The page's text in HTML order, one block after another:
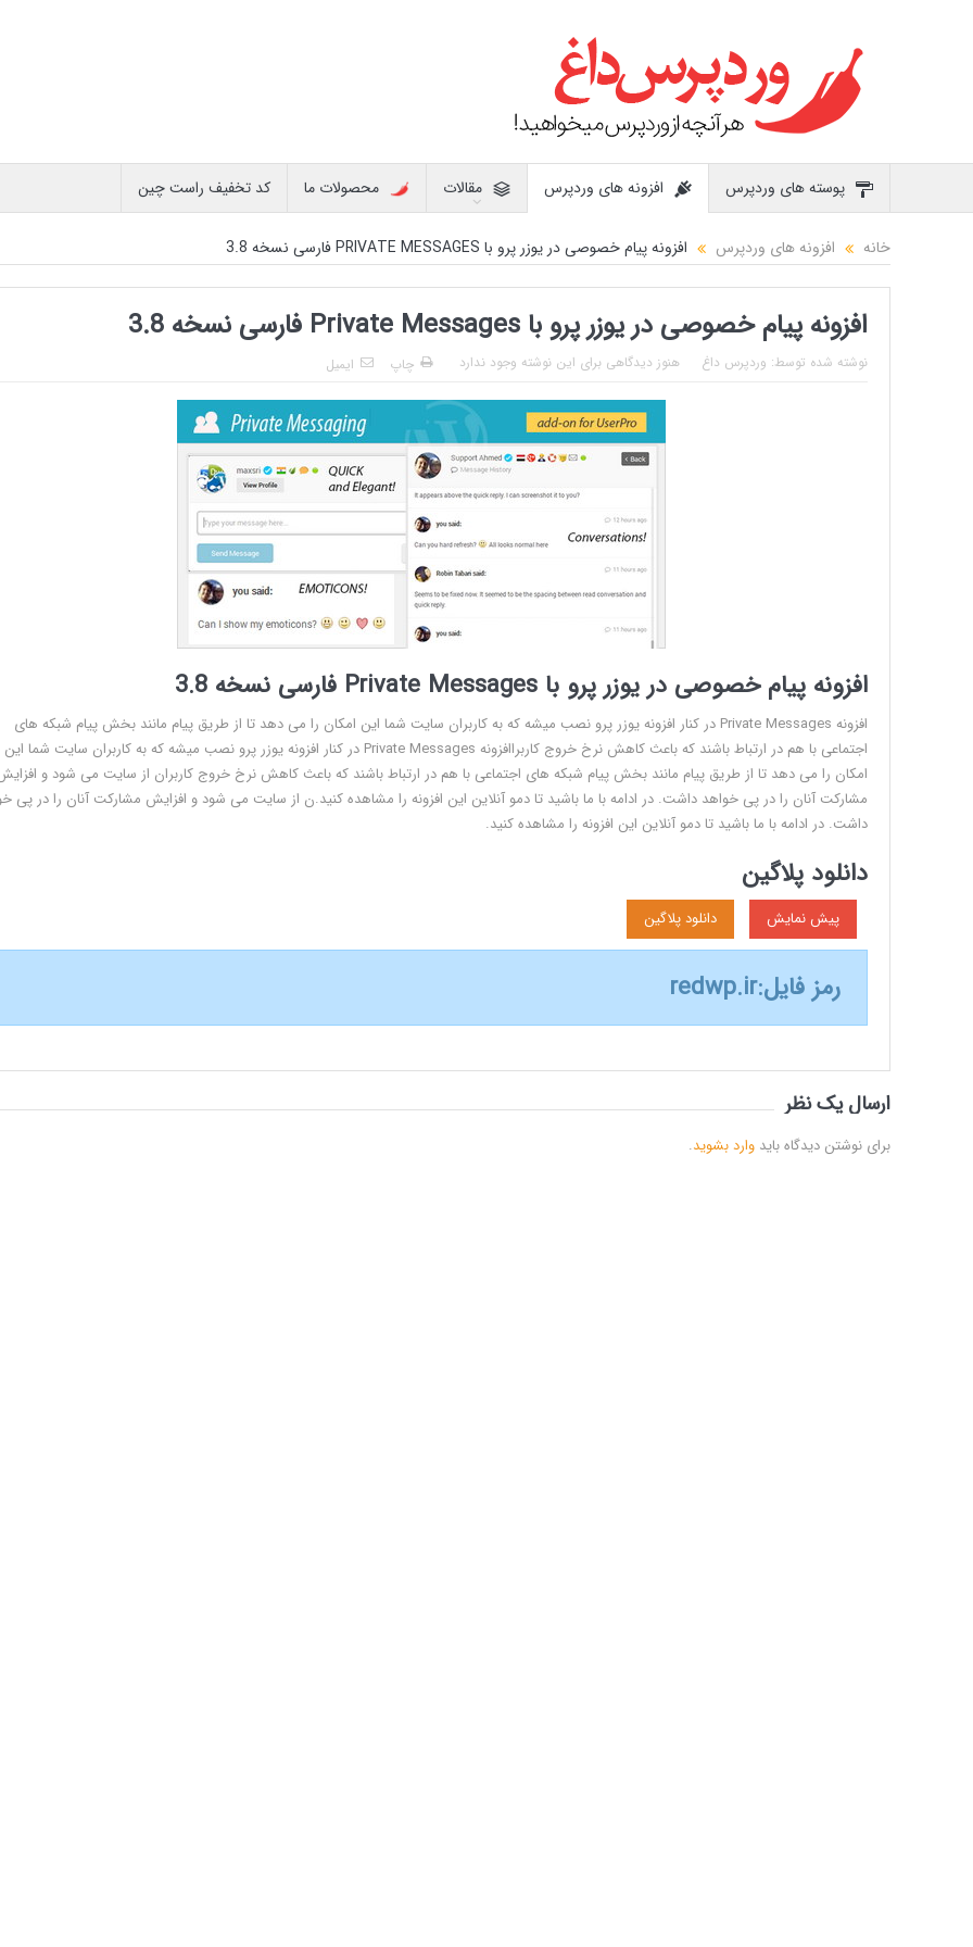
پوسته های وردپرس افزونه های وردپرس مقالات محصولات ما کد تخفیف راست چین
خانه افزونه های وردپرس افزونه پیام خصوصی در یوزر پرو با PRIVATE MESSAGES فارسی نسخه 3.8
افزونه پیام خصوصی در یوزر پرو با Private Messages فارسی نسخه 3.8
نوشته شده توسط: وردپرس داغ هنوز دیدگاهی برای این نوشته وجود ندارد چاپ ایمیل
افزونه پیام خصوصی در یوزر پرو با Private Messages فارسی نسخه 3.8
افزونه Private Messages در کنار افزونه یوزر پرو نصب میشه که به کاربران سایت شما این امکان را می دهد تا از طریق پیام مانند بخش پیام شبکه های
اجتماعی با هم در ارتباط باشند که باعث کاهش نرخ خروج کاربراافزونه Private Messages در کنار افزونه یوزر پرو نصب میشه که به کاربران سایت شما این
امکان را می دهد تا از طریق پیام مانند بخش پیام شبکه های اجتماعی با هم در ارتباط باشند که باعث کاهش نرخ خروج کاربران از سایت می شود و
مشارکت آنان را در پی خواهد داشت. در ادامه با ما باشید تا دمو آنلاین این افزونه را مشاهده کنید.ن از سایت می شود و افزایش مشارکت آنان را در پی
داشت. در ادامه با ما باشید تا دمو آنلاین این افزونه را مشاهده کنید.
دانلود پلاگین
پیش نمایش دانلود پلاگین
رمز فایل:redwp.ir
ارسال یک نظر
برای نوشتن دیدگاه بایدوارد بشوید.